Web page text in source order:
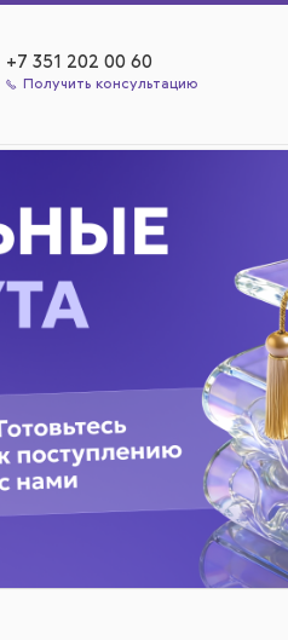
+7 351 202 00 60
Получить консультацию